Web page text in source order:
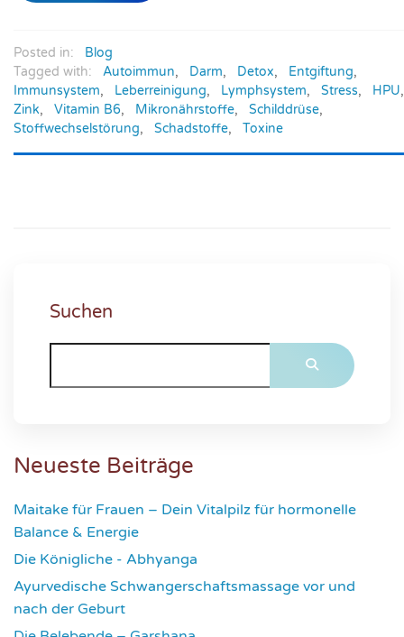
Posted in:
Blog
Tagged with:
Autoimmun, Darm, Detox, Entgiftung,
Immunsystem, Leberreinigung, Lymphsystem, Stress, HPU,
Zink, Vitamin B6, Mikronährstoffe, Schilddrüse,
Stoffwechselstörung, Schadstoffe, Toxine
Suchen
Neueste Beiträge
Maitake für Frauen – Dein Vitalpilz für hormonelle
Balance & Energie
Die Königliche - Abhyanga
Ayurvedische Schwangerschaftsmassage vor und
nach der Geburt